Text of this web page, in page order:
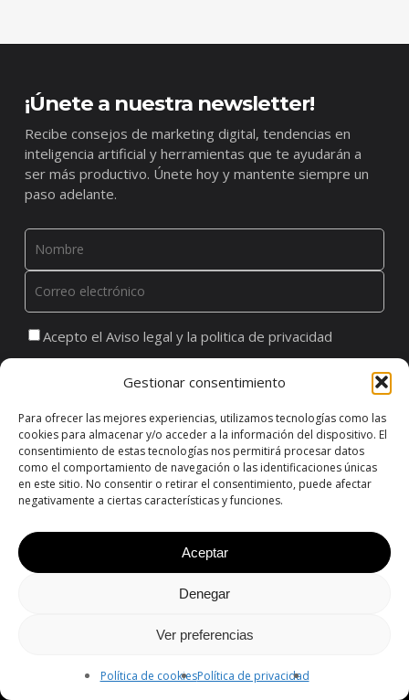
Gestionar consentimiento
Para ofrecer las mejores experiencias, utilizamos tecnologías como las
cookies para almacenar y/o acceder a la información del dispositivo. El
consentimiento de estas tecnologías nos permitirá procesar datos
como el comportamiento de navegación o las identificaciones únicas
en este sitio. No consentir o retirar el consentimiento, puede afectar
negativamente a ciertas características y funciones.
Aceptar
Denegar
Ver preferencias
Política de cookiesPolítica de privacidad
¡Únete a nuestra newsletter!
Recibe consejos de marketing digital, tendencias en
inteligencia artificial y herramientas que te ayudarán a
ser más productivo. Únete hoy y mantente siempre un
paso adelante.
Acepto el Aviso legal y la politica de privacidad
Doy mi consentimiento a que ADDMIRA me remita
ENVIAR
Proyectos